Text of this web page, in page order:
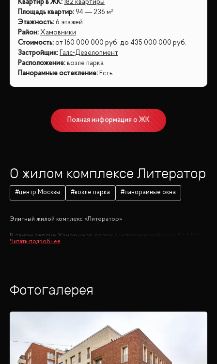
Квартир в ЖК: 182 квартиры
Площадь квартир: 94 — 236 м²
Этажность: 6 этажей
Район: Хамовники
Стоимость: от 160 000 000 руб. до 435 000 000 руб.
Застройщик:
Галс-Девелопмент
Расположение: возле парка
Панорамные остекление: Есть
Полная информация о ЖК
О жилом комплексе Литератор
#центр Москвы #возле парка #панорамные окна
Элитный жилой комплекс «Литератор»
В самом сердце Хамовников, рядом с исторической усадьбой Льва
Толстого, раскинулся элитный жилой квартал «Литератор». Этот
Огромные деревянные окна, начинающиеся от самого пола,
посторонних глаз и защищена от сквозного проезда автомобилей,
что обеспечивает дополнительный комфорт и безопасность его
жителей.
Фасады «Литератора» выполнены в стилистике современной
Фотогалерея